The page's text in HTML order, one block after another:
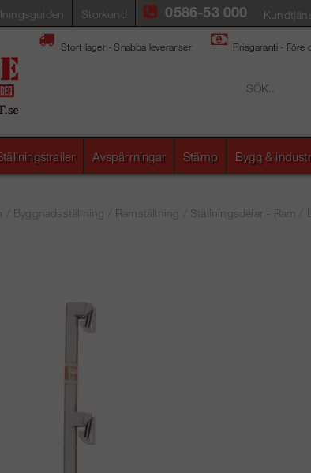
Storkund 0586-53 000
Stort lager - Snabba leveranser Prisgaranti - Före
Avspärrningar Stämp Bygg &
Byggnadsställning Ramställning Ställningsdelar - Ram